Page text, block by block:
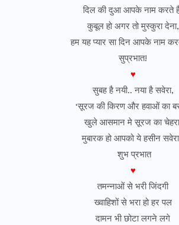
दिल की दुआ आपके नाम करते
कुबूल हो अगर तो मुस्कुरा देना,
हम यह प्यार सा दिन आपके नाम
सुप्रभात!
♥
सुबह है नयी.. नया है सवेरा,
‘सूरज की किरण और हवाओं का
खुले आसमान मे सूरज का
मुबारक हो आपको ये हसीन
शुभ प्रभात
♥
तमन्नाओं से भरी जिंदगी
ख्वाहिशों से भरा हो हर पल
दामन भी छोटा लगने लगे